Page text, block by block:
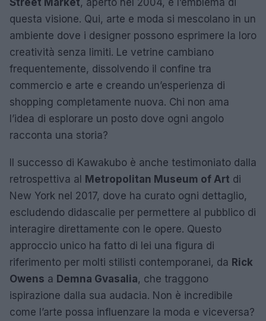
questa visione. Qui, arte e moda si mescolano in un
ambiente dove i designer possono esprimere la loro
creatività senza limiti. Le vetrine cambiano
frequentemente, dissolvendo il confine tra
commercio e arte e creando un’esperienza di
shopping completamente nuova. Chi non ama
l’idea di esplorare un posto dove ogni angolo
racconta una storia?
Il successo di Kawakubo è anche testimoniato dalla
retrospettiva al Metropolitan Museum of Art di
New York nel 2017, dove ha curato ogni dettaglio,
escludendo didascalie per permettere al pubblico di
interagire direttamente con le opere. Questo
approccio unico ha fatto di lei una figura di
riferimento per molti stilisti contemporanei, da Rick
Owens a Demna Gvasalia, che traggono
ispirazione dalla sua audacia. Non è incredibile
come l’arte possa influenzare la moda e viceversa?